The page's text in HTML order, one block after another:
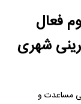
فعال
شهری
مساعدت و